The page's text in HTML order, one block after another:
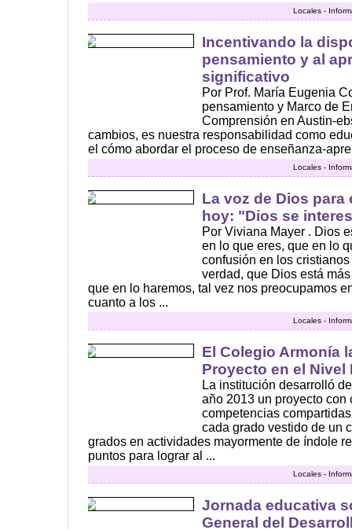
Locales -
Incentivando la
pensamiento y al
significativo
Por Prof. María Eugenia
pensamiento y Marco de
Comprensión en Austin-
cambios, es nuestra responsabilidad como
el cómo abordar el proceso de enseñanza-
Locales -
La voz de Dios para
hoy: "Dios se
Por Viviana Mayer . Dios
en lo que eres, que en lo
confusión en los
verdad, que Dios está
que en lo haremos, tal vez nos preocupamos
cuanto a los ...
Locales -
El Colegio Armonía
Proyecto en el Nivel
La institución desarrolló
año 2013 un proyecto con
competencias
cada grado vestido de un
grados en actividades mayormente de índole
puntos para lograr al ...
Locales -
Jornada educativa
General del